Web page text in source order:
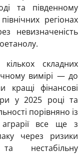
та південному
регіонах
невизначеність
складних
вимірі — до
кращі фінансові
у 2025 році та
порівняно із
все ще з
через ризики
нестабільну